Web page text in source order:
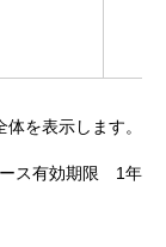
を表示します。
ス有効期限 1年